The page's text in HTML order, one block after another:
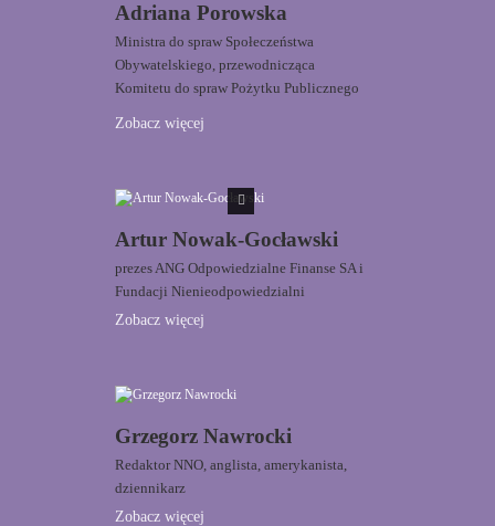
Adriana Porowska
Ministra do spraw Społeczeństwa
Obywatelskiego, przewodnicząca
Komitetu do spraw Pożytku Publicznego
Zobacz więcej
Artur Nowak-Gocławski
prezes ANG Odpowiedzialne Finanse SA i
Fundacji Nienieodpowiedzialni
Zobacz więcej
Grzegorz Nawrocki
Redaktor NNO, anglista, amerykanista,
dziennikarz
Zobacz więcej